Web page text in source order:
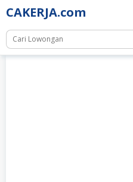
Skip
to
content
CAKERJA.com